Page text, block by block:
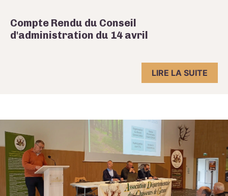
Compte Rendu du Conseil
d'administration du 14 avril
LIRE LA SUITE